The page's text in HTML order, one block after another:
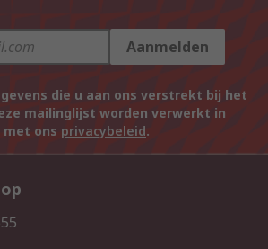
Aanmelden
die u aan ons verstrekt bij het
mailinglijst worden verwerkt in
ons privacybeleid.